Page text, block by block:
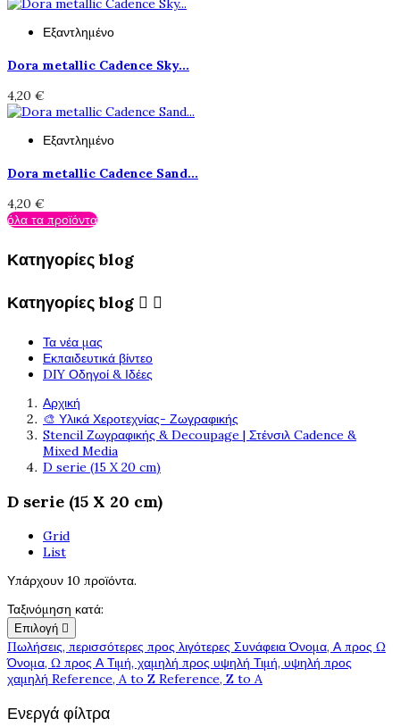
Εξαντλημένο
Dora metallic Cadence Sky...
4,20 €
Εξαντλημένο
Dora metallic Cadence Sand...
4,20 €
όλα τα προϊόντα
Κατηγορίες blog
Κατηγορίες blog  
Τα νέα μας
Εκπαιδευτικά βίντεο
DIY Οδηγοί & Ιδέες
Αρχική
🎨 Υλικά Χεροτεχνίας- Ζωγραφικής
Stencil Ζωγραφικής & Decoupage | Στένσιλ Cadence &
Mixed Media
D serie (15 X 20 cm)
D serie (15 X 20 cm)
Grid
List
Υπάρχουν 10 προϊόντα.
Ταξινόμηση κατά:
Επιλογή 
Πωλήσεις, περισσότερες προς λιγότερες ΣυνάφειαΌνομα, Α προς Ω
Όνομα, Ω προς ΑΤιμή, χαμηλή προς υψηλή Τιμή, υψηλή προς
χαμηλή Reference, A to Z Reference, Z to A
Ενεργά φίλτρα